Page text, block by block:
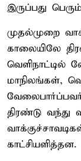
இருப்பது
முதல்முறை
காலையிலே
வெளிநாட்டில்
மாநிலங்கள்,
திரண்டு வந்து
காட்சியளித்தன.